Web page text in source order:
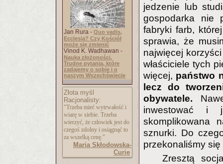
Jan Rura - Quo vadis,
Ecclesia? Czy Kościół
może się zmienić
Vinod K. Wadhawan -
Nauka złożoności.
Trudne pytania, które
zadajemy o sobie i o
naszym Wszechświecie
Złota myśl
Racjonalisty:
"Trzeba mieć wytrwałość i
wiarę w siebie. Trzeba
wierzyć, że człowiek jest do
czegoś zdolny i osiągnąć to
za wszelką cenę."
Maria Skłodowska-
Curie
jedzenie lub
gospodarka nie
fabryki farb,
sprawia, że
najwięcej
właściciele tych
więcej, państwo
lecz do
obywatele.
inwestować i
skomplikowana
sznurki. Do
przekonaliśmy się
Zresztą